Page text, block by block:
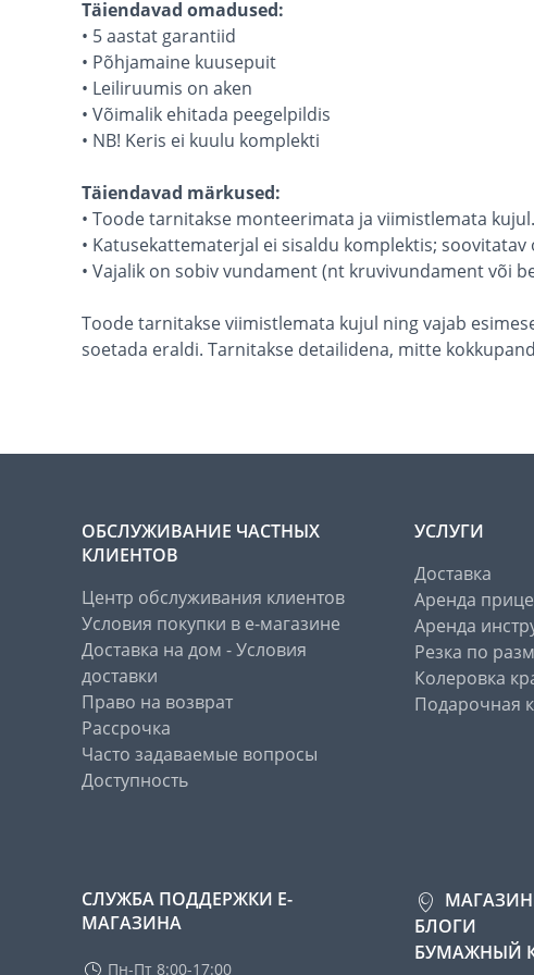
Täiendavad omadused:
• 5 aastat garantiid
• Põhjamaine kuusepuit
• Leiliruumis on aken
• Võimalik ehitada peegelpildis
• NB! Keris ei kuulu komplekti​
Täiendavad märkused:
• Toode tarnitakse monteerimata ja viimistlemata kujul.
• Katusekattematerjal ei sisaldu komplektis;
• Vajalik on sobiv vundament (nt kruvivundament või
Toode tarnitakse viimistlemata kujul ning vajab
soetada eraldi. Tarnitakse detailidena, mitte
ОБСЛУЖИВАНИЕ ЧАСТНЫХ
КЛИЕНТОВ
Центр обслуживания клиентов
Условия покупки в е-магазине
Доставка на дом - Условия
доставки
Право на возврат
Рассрочка
Часто задаваемые вопросы
Доступность
УСЛУГИ
Доставка
Аренда
Аренда
Резка по
Колеровка
Подарочная
СЛУЖБА ПОДДЕРЖКИ Е-
МАГАЗИНА
Пн-Пт 8:00-17:00
БЛОГИ
БУМАЖНЫЙ